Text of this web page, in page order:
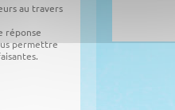
au travers
réponse
permettre